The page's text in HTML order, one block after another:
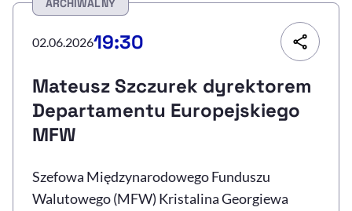
ARCHIWALNY
02.06.202619:30
Mateusz Szczurek dyrektorem
Departamentu Europejskiego
MFW
Szefowa Międzynarodowego Funduszu
Walutowego (MFW) Kristalina Georgiewa